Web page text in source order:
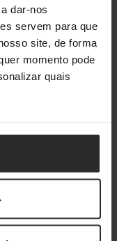
dar-nos
servem para que
site, de forma
momento pode
quais
II Trinity